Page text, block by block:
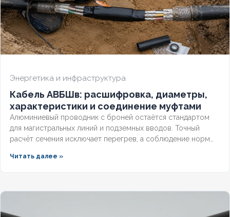
ОГНЕСТОЙКИЙ Нет
НАЛИЧИЕ ЭКРАНА Нет
КОЛИЧЕСТВО ЖИЛ 5
Энергетика и инфраструктура
Кабель АВБШв: расшифровка, диаметры,
характеристики и соединение муфтами
Алюминиевый проводник с броней остаётся стандартом
для магистральных линий и подземных вводов. Точный
расчёт сечения исключает перегрев, а соблюдение норм
Разберём технический паспорт, требования заземления и
Читать далее »